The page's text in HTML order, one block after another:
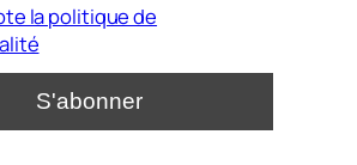
la politique de